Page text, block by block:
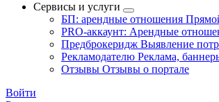
Сервисы и услуги
БП: арендные отношения
PRO-аккаунт: Арендные
Предброкеридж Выявление
Рекламодателю Реклама,
Отзывы Отзывы о портале
Войти